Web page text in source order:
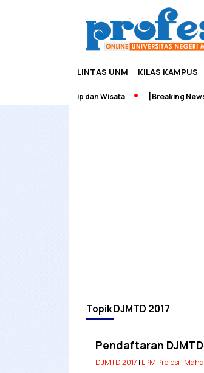
LINTAS UNM KILAS KAMPUS
Edupreneurship dan Wisata [Breaking News]
TopikDJMTD 2017
Pendaftaran
DJMTD 2017 | LPM Profesi |